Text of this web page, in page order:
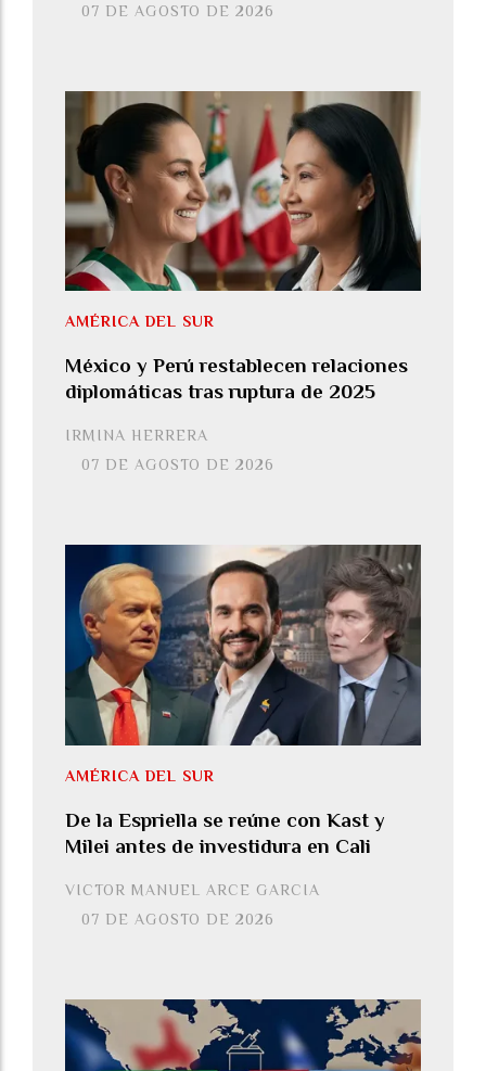
07 DE AGOSTO DE 2026
México y Perú restablecen relaciones
diplomáticas tras ruptura de 2025
IRMINA HERRERA
AMÉRICA DEL SUR
07 DE AGOSTO DE 2026
De la Espriella se reúne con Kast y
Milei antes de investidura en Cali
VICTOR MANUEL ARCE GARCIA
AMÉRICA DEL SUR
07 DE AGOSTO DE 2026